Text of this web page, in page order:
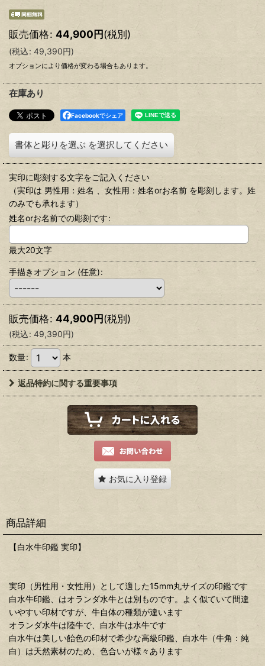
販売価格: 44,900円(税別)
(税込: 49,390円)
オプションにより価格が変わる場合もあります。
在庫あり
Facebookでシェア
書体と彫りを選ぶ を選択してください
実印に彫刻する文字をご記入ください
（実印は 男性用：姓名 、女性用：姓名orお名前 を彫刻します。姓
のみでも承れます）
姓名orお名前での彫刻です:
最大20文字
手描きオプション (任意):
販売価格: 44,900円(税別)
(税込: 49,390円)
数量: 本
返品特約に関する重要事項
お気に入り登録
商品詳細
【白水牛印鑑 実印】
実印（男性用・女性用）として適した15mm丸サイズの印鑑です
白水牛印鑑、はオランダ水牛とは別ものです。よく似ていて間違
いやすい印材ですが、牛自体の種類が違います
オランダ水牛は陸牛で、白水牛は水牛です
白水牛は美しい飴色の印材で希少な高級印鑑、白水牛（牛角：純
白）は天然素材のため、色合いが様々あります